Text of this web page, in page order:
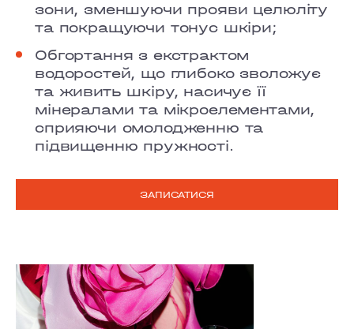
зони, зменшуючи прояви целюліту
та покращуючи тонус шкіри;
Обгортання з екстрактом
водоростей, що глибоко зволожує
та живить шкіру, насичує її
мінералами та мікроелементами,
сприяючи омолодженню та
підвищенню пружності.
ЗАПИСАТИСЯ